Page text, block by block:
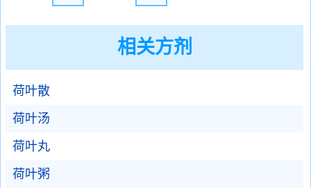
相关方剂
荷叶散
荷叶汤
荷叶丸
荷叶粥